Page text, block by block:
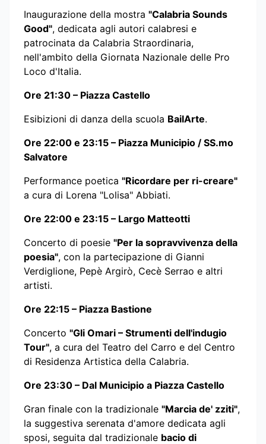
Inaugurazione della mostra "Calabria Sounds
Good", dedicata agli autori calabresi e
patrocinata da Calabria Straordinaria,
nell'ambito della Giornata Nazionale delle Pro
Loco d'Italia.
Ore 21:30 – Piazza Castello
Esibizioni di danza della scuola BailArte.
Ore 22:00 e 23:15 – Piazza Municipio / SS.mo
Salvatore
Performance poetica "Ricordare per ri-creare"
a cura di Lorena "Lolisa" Abbiati.
Ore 22:00 e 23:15 – Largo Matteotti
Concerto di poesie "Per la sopravvivenza della
poesia", con la partecipazione di Gianni
Verdiglione, Pepè Argirò, Cecè Serrao e altri
artisti.
Ore 22:15 – Piazza Bastione
Concerto "Gli Omari – Strumenti dell'indugio
Tour", a cura del Teatro del Carro e del Centro
di Residenza Artistica della Calabria.
Ore 23:30 – Dal Municipio a Piazza Castello
Gran finale con la tradizionale "Marcia de' zziti",
la suggestiva serenata d'amore dedicata agli
sposi, seguita dal tradizionale bacio di